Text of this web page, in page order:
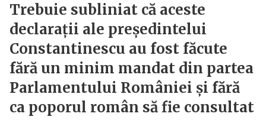
Trebuie subliniat că aceste
declarații ale președintelui
Constantinescu au fost făcute
fără un minim mandat din partea
Parlamentului României și fără
ca poporul român să fie consultat